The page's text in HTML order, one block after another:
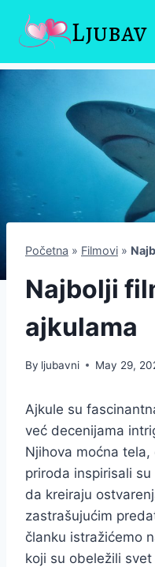
content
Ljubav
Početna » Filmovi »
Najbolji
ajkulama
By ljubavni May 29,
Ajkule su
već decenijama
Njihova moćna
priroda inspirisali
da kreiraju
zastrašujućim
članku istražićemo
koji su obeležili